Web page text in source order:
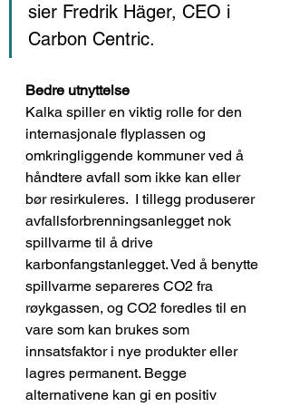
sier Fredrik Häger, CEO i
Carbon Centric.
Bedre utnyttelse
Kalka spiller en viktig rolle for den
internasjonale flyplassen og
omkringliggende kommuner ved å
håndtere avfall som ikke kan eller
bør resirkuleres.  I tillegg produserer
avfallsforbrenningsanlegget nok
spillvarme til å drive
karbonfangstanlegget. Ved å benytte
spillvarme separeres CO2 fra
røykgassen, og CO2 foredles til en
vare som kan brukes som
innsatsfaktor i nye produkter eller
lagres permanent. Begge
alternativene kan gi en positiv